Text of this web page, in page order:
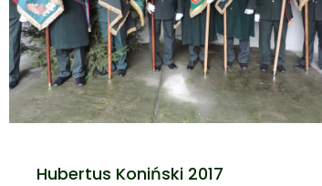
Hubertus Koniński 2017